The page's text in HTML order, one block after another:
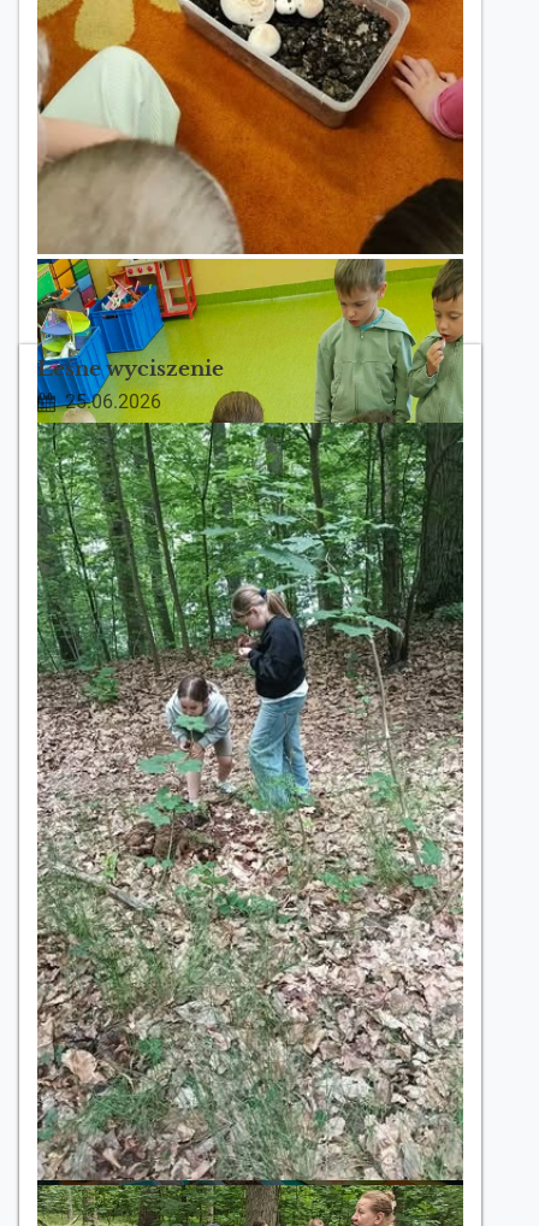
2
Leśne wyciszenie
25.06.2026